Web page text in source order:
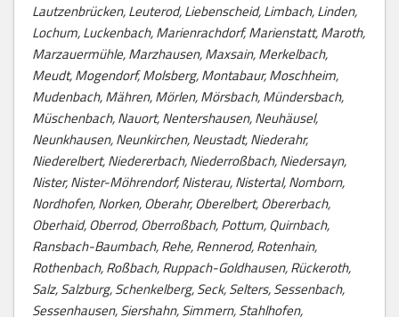
Lautzenbrücken, Leuterod, Liebenscheid, Limbach, Linden,
Lochum, Luckenbach, Marienrachdorf, Marienstatt, Maroth,
Marzauermühle, Marzhausen, Maxsain, Merkelbach,
Meudt, Mogendorf, Molsberg, Montabaur, Moschheim,
Mudenbach, Mähren, Mörlen, Mörsbach, Mündersbach,
Müschenbach, Nauort, Nentershausen, Neuhäusel,
Neunkhausen, Neunkirchen, Neustadt, Niederahr,
Niederelbert, Niedererbach, Niederroßbach, Niedersayn,
Nister, Nister-Möhrendorf, Nisterau, Nistertal, Nomborn,
Nordhofen, Norken, Oberahr, Oberelbert, Obererbach,
Oberhaid, Oberrod, Oberroßbach, Pottum, Quirnbach,
Ransbach-Baumbach, Rehe, Rennerod, Rotenhain,
Rothenbach, Roßbach, Ruppach-Goldhausen, Rückeroth,
Salz, Salzburg, Schenkelberg, Seck, Selters, Sessenbach,
Sessenhausen, Siershahn, Simmern, Stahlhofen,